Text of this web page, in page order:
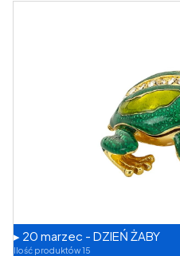
▸ 20 marzec - DZIEŃ ŻABY
Ilość produktów 15